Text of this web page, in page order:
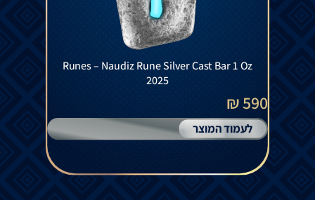
Runes – Naudiz Rune Silver Cast Bar 1 Oz
2025
590 ₪
לעמוד המוצר